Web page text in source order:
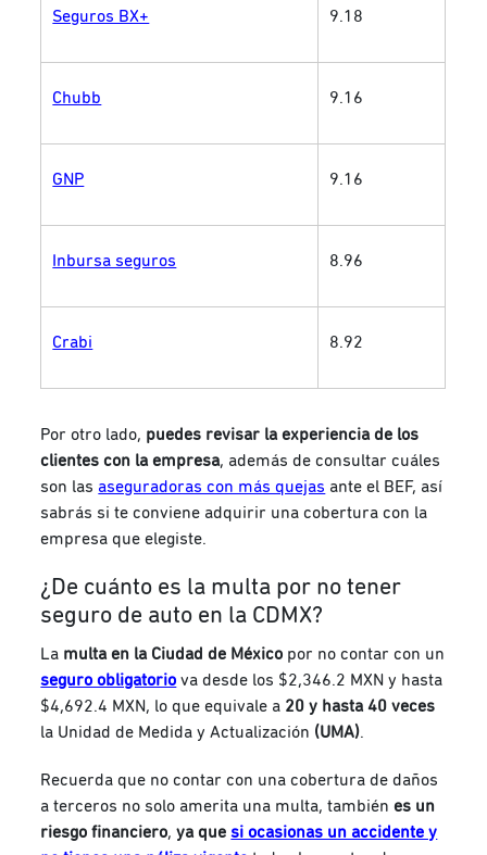
Seguros BX+ 9.18
Chubb 9.16
GNP 9.16
Inbursa seguros 8.96
Crabi 8.92
Por otro lado, puedes revisar la experiencia de los
clientes con la empresa, además de consultar cuáles
son las aseguradoras con más quejas ante el BEF, así
sabrás si te conviene adquirir una cobertura con la
empresa que elegiste.
¿De cuánto es la multa por no tener
seguro de auto en la CDMX?
La multa en la Ciudad de México por no contar con un
seguro obligatorio va desde los $2,346.2 MXN y hasta
$4,692.4 MXN, lo que equivale a 20 y hasta 40 veces
la Unidad de Medida y Actualización (UMA).
Recuerda que no contar con una cobertura de daños
a terceros no solo amerita una multa, tambiénes un
riesgo financiero,ya quesi ocasionas un accidente y